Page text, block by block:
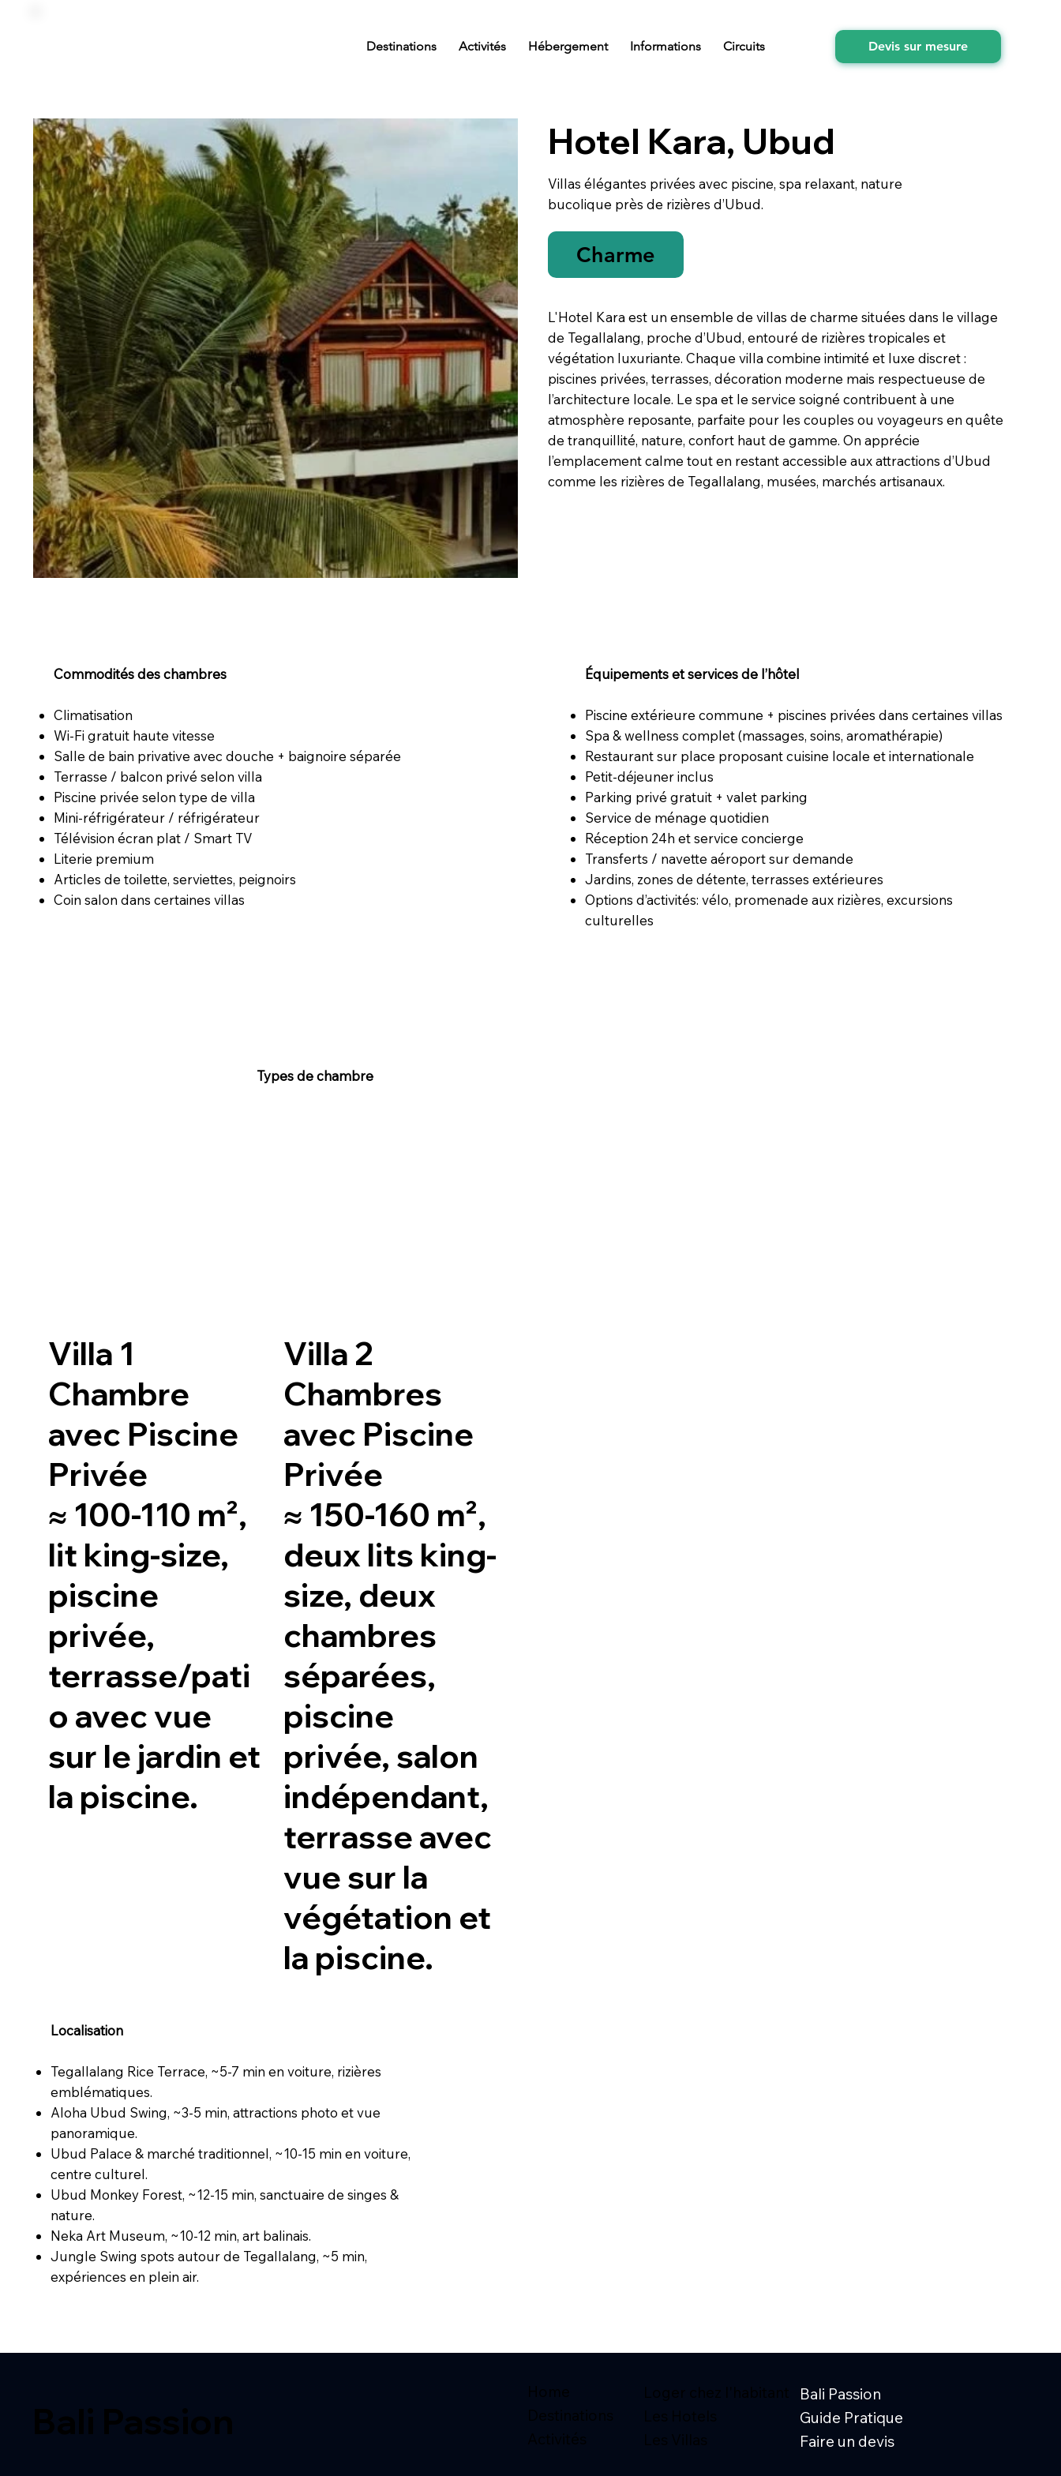
Destinations Activités Hébergement Informations Circuits Devis sur mesure
Hotel Kara, Ubud
Villas élégantes privées avec piscine, spa relaxant, nature
bucolique près de rizières d’Ubud.
Charme
L'Hotel Kara est un ensemble de villas de charme situées dans le village
de Tegallalang, proche d’Ubud, entouré de rizières tropicales et
végétation luxuriante. Chaque villa combine intimité et luxe discret :
piscines privées, terrasses, décoration moderne mais respectueuse de
l’architecture locale. Le spa et le service soigné contribuent à une
atmosphère reposante, parfaite pour les couples ou voyageurs en quête
de tranquillité, nature, confort haut de gamme. On apprécie
l’emplacement calme tout en restant accessible aux attractions d’Ubud
comme les rizières de Tegallalang, musées, marchés artisanaux.
Commodités des chambres
Climatisation
Wi-Fi gratuit haute vitesse
Salle de bain privative avec douche + baignoire séparée
Terrasse / balcon privé selon villa
Piscine privée selon type de villa
Mini-réfrigérateur / réfrigérateur
Télévision écran plat / Smart TV
Literie premium
Articles de toilette, serviettes, peignoirs
Coin salon dans certaines villas
Équipements et services de l’hôtel
Piscine extérieure commune + piscines privées dans certaines villas
Spa & wellness complet (massages, soins, aromathérapie)
Restaurant sur place proposant cuisine locale et internationale
Petit-déjeuner inclus
Parking privé gratuit + valet parking
Service de ménage quotidien
Réception 24h et service concierge
Transferts / navette aéroport sur demande
Jardins, zones de détente, terrasses extérieures
Options d’activités: vélo, promenade aux rizières, excursions
culturelles
Types de chambre
Villa 1
Chambre
avec Piscine
Privée
≈ 100-110 m²,
lit king-size,
piscine
privée,
terrasse/pati
o avec vue
sur le jardin et
la piscine.
Villa 2
Chambres
avec Piscine
Privée
≈ 150-160 m²,
deux lits king-
size, deux
chambres
séparées,
piscine
privée, salon
indépendant,
terrasse avec
vue sur la
végétation et
la piscine.
Localisation
Tegallalang Rice Terrace, ~5-7 min en voiture, rizières
emblématiques.
Aloha Ubud Swing, ~3-5 min, attractions photo et vue
panoramique.
Ubud Palace & marché traditionnel, ~10-15 min en voiture,
centre culturel.
Ubud Monkey Forest, ~12-15 min, sanctuaire de singes &
nature.
Neka Art Museum, ~10-12 min, art balinais.
Jungle Swing spots autour de Tegallalang, ~5 min,
expériences en plein air.
Bali Passion
Guide Pratique
Faire un devis